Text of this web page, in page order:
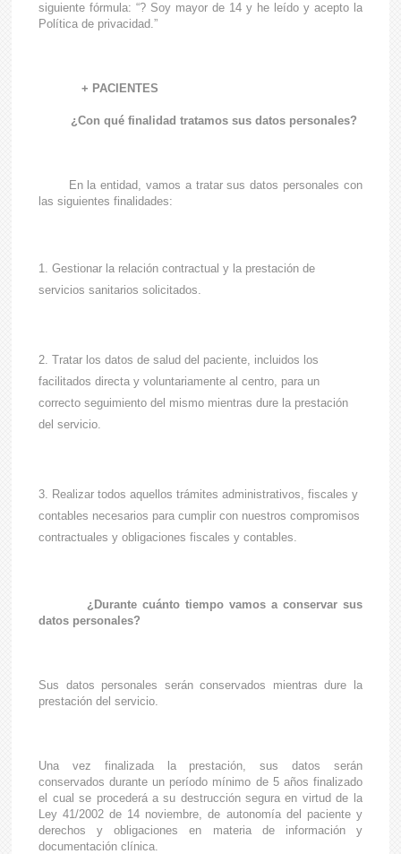
siguiente fórmula: “? Soy mayor de 14 y he leído y acepto la
Política de privacidad.”
+ PACIENTES
¿Con qué finalidad tratamos sus datos personales?
En la entidad, vamos a tratar sus datos personales con
las siguientes finalidades:
Gestionar la relación contractual y la prestación de
servicios sanitarios solicitados.
Tratar los datos de salud del paciente, incluidos los
facilitados directa y voluntariamente al centro, para un
correcto seguimiento del mismo mientras dure la prestación
del servicio.
Realizar todos aquellos trámites administrativos, fiscales y
contables necesarios para cumplir con nuestros compromisos
contractuales y obligaciones fiscales y contables.
¿Durante cuánto tiempo vamos a conservar sus
datos personales?
Sus datos personales serán conservados mientras dure la
prestación del servicio.
Una vez finalizada la prestación, sus datos serán
conservados durante un período mínimo de 5 años finalizado
el cual se procederá a su destrucción segura en virtud de la
Ley 41/2002 de 14 noviembre, de autonomía del paciente y
derechos y obligaciones en materia de información y
documentación clínica.